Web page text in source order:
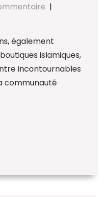
|
également
islamiques,
incontournables
communauté